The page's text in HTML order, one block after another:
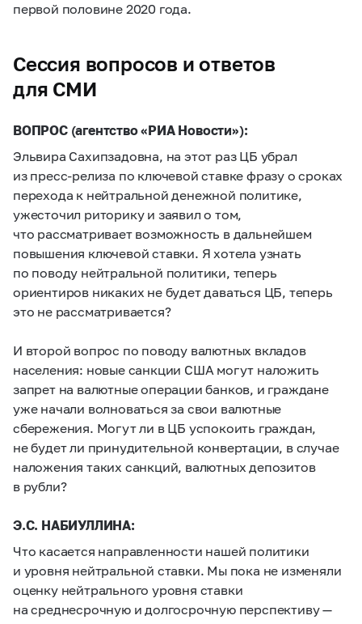
первой половине 2020 года.
Сессия вопросов и ответов
для СМИ
ВОПРОС (агентство «РИА Новости»):
Эльвира Сахипзадовна, на этот раз ЦБ убрал
из пресс-релиза по ключевой ставке фразу о сроках
перехода к нейтральной денежной политике,
ужесточил риторику и заявил о том,
что рассматривает возможность в дальнейшем
повышения ключевой ставки. Я хотела узнать
по поводу нейтральной политики, теперь
ориентиров никаких не будет даваться ЦБ, теперь
это не рассматривается?
И второй вопрос по поводу валютных вкладов
населения: новые санкции США могут наложить
запрет на валютные операции банков, и граждане
уже начали волноваться за свои валютные
сбережения. Могут ли в ЦБ успокоить граждан,
не будет ли принудительной конвертации, в случае
наложения таких санкций, валютных депозитов
в рубли?
Э.С. НАБИУЛЛИНА:
Что касается направленности нашей политики
и уровня нейтральной ставки. Мы пока не изменяли
оценку нейтрального уровня ставки
на среднесрочную и долгосрочную перспективу —